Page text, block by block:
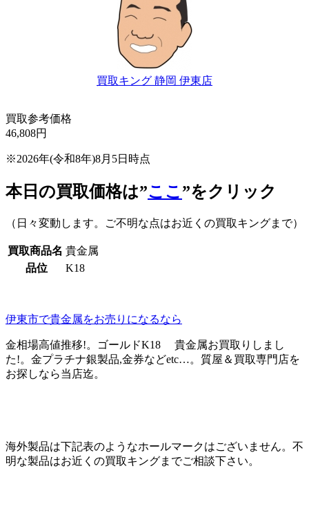
買取キング 静岡 伊東店
買取参考価格
46,808円
※2026年(令和8年)8月5日時点
本日の買取価格は”ここ”をクリック
（日々変動します。ご不明な点はお近くの買取キングまで）
買取商品名 貴金属
品位
K18
伊東市で貴金属をお売りになるなら
金相場高値推移!。ゴールドK18 貴金属お買取りしまし
た!。金プラチナ銀製品,金券などetc…。質屋＆買取専門店を
お探しなら当店迄。
海外製品は下記表のようなホールマークはございません。不
明な製品はお近くの買取キングまでご相談下さい。